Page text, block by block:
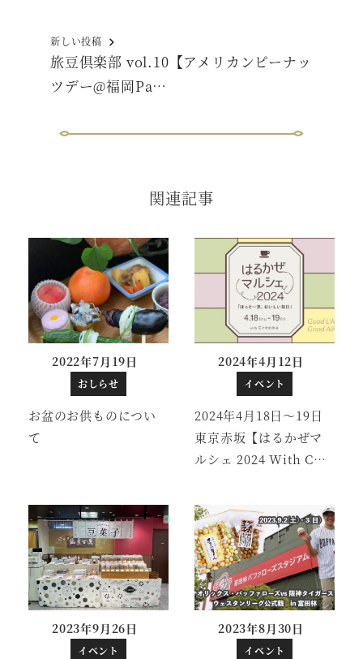
新しい投稿
旅豆倶楽部 vol.10【アメリカンピーナッ
ツデー@福岡Pa…
関連記事
お盆のお供ものについ
て
投稿日
2022年7月19日
おしらせ
2024年4月18日～19日
東京赤坂【はるかぜマ
ルシェ 2024 With C…
投稿日
2024年4月12日
イベント
投稿日
2023年9月26日
イベント
投稿日
2023年8月30日
イベント